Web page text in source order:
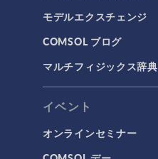
モデルエクスチェンジ
COMSOL ブログ
マルチフィジックス辞典
イベント
オンラインセミナー